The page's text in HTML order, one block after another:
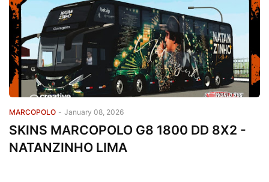
MARCOPOLO - January 08, 2026
SKINS MARCOPOLO G8 1800 DD 8X2 -
NATANZINHO LIMA